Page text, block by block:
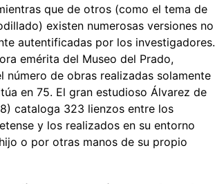
que de otros (como el tema de
existen numerosas versiones no
autentificadas por los investigadores.
emérita del Museo del Prado,
número de obras realizadas solamente
en 75. El gran estudioso Álvarez de
cataloga 323 lienzos entre los
y los realizados en su entorno
o por otras manos de su propio